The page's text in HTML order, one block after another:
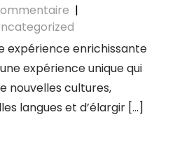
|
expérience enrichissante
expérience unique qui
nouvelles cultures,
langues et d’élargir […]